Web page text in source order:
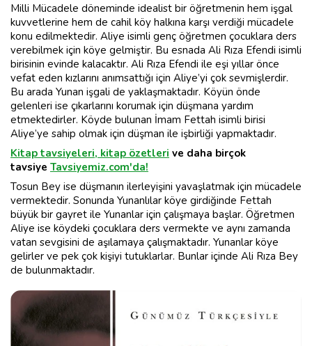
Milli Mücadele döneminde idealist bir öğretmenin hem işgal
kuvvetlerine hem de cahil köy halkına karşı verdiği mücadele
konu edilmektedir. Aliye isimli genç öğretmen çocuklara ders
verebilmek için köye gelmiştir. Bu esnada Ali Rıza Efendi isimli
birisinin evinde kalacaktır. Ali Rıza Efendi ile eşi yıllar önce
vefat eden kızlarını anımsattığı için Aliye’yi çok sevmişlerdir.
Bu arada Yunan işgali de yaklaşmaktadır. Köyün önde
gelenleri ise çıkarlarını korumak için düşmana yardım
etmektedirler. Köyde bulunan İmam Fettah isimli birisi
Aliye’ye sahip olmak için düşman ile işbirliği yapmaktadır.
Kitap tavsiyeleri, kitap özetleri ve daha birçok
tavsiye Tavsiyemiz.com'da!
Tosun Bey ise düşmanın ilerleyişini yavaşlatmak için mücadele
vermektedir. Sonunda Yunanlılar köye girdiğinde Fettah
büyük bir gayret ile Yunanlar için çalışmaya başlar. Öğretmen
Aliye ise köydeki çocuklara ders vermekte ve aynı zamanda
vatan sevgisini de aşılamaya çalışmaktadır. Yunanlar köye
gelirler ve pek çok kişiyi tutuklarlar. Bunlar içinde Ali Rıza Bey
de bulunmaktadır.